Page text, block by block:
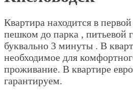
Квартира находится в
пешком до парка , питьевой
буквально 3 минуты . В
необходимое для
проживание. В квартире
гарантируем.